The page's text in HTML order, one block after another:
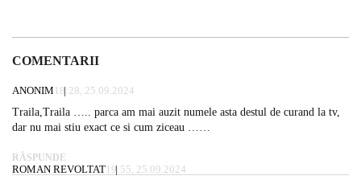
COMENTARII
ANONIM 18:28, 25.09.2024
Traila,Traila ….. parca am mai auzit numele asta destul de curand la tv,
dar nu mai stiu exact ce si cum ziceau ……
RĂSPUNDE
ROMAN REVOLTAT19:55, 25.09.2024